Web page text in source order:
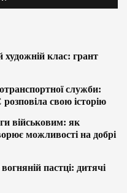
художній клас: грант
служби:
свою історію
військовим: як
можливості на добрі
пастці: дитячі